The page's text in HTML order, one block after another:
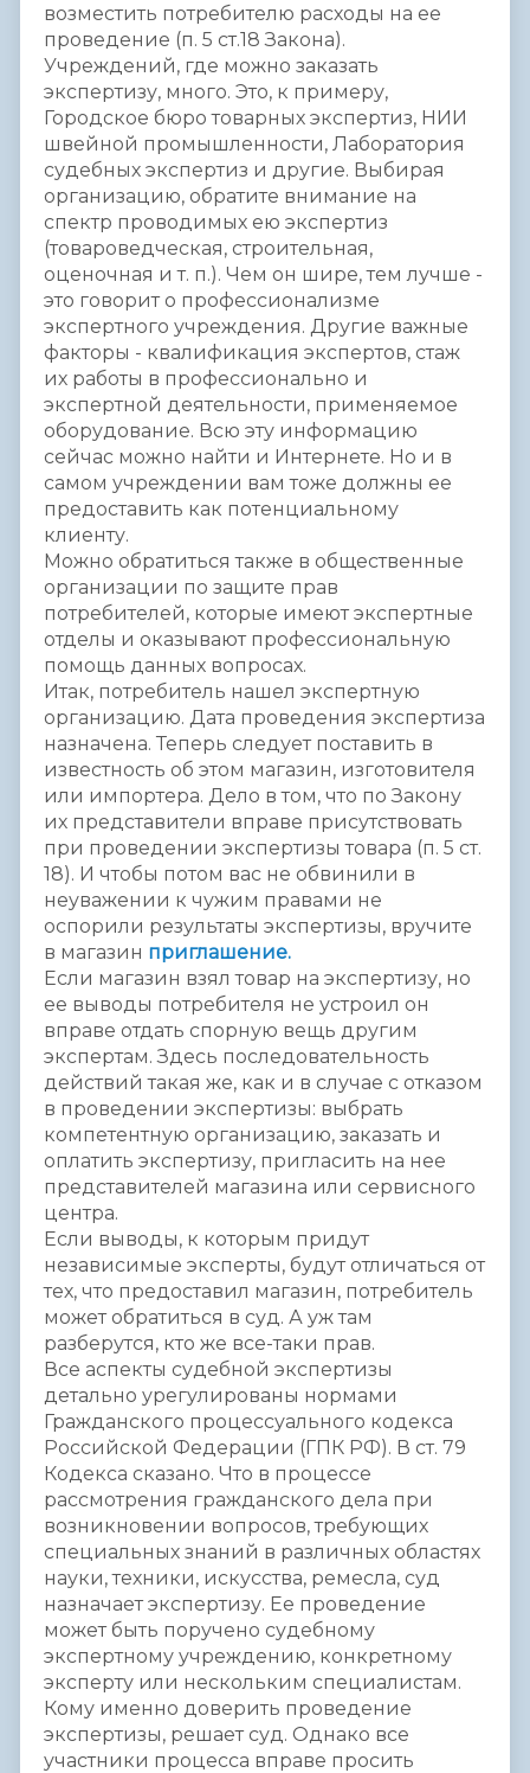
возместить потребителю расходы на ее
проведение (п. 5 ст.18 Закона).
Учреждений, где можно заказать
экспертизу, много. Это, к примеру,
Городское бюро товарных экспертиз, НИИ
швейной промышленности, Лаборатория
судебных экспертиз и другие. Выбирая
организацию, обратите внимание на
спектр проводимых ею экспертиз
(товароведческая, строительная,
оценочная и т. п.). Чем он шире, тем лучше -
это говорит о профессионализме
экспертного учреждения. Другие важные
факторы - квалификация экспертов, стаж
их работы в профессионально и
экспертной деятельности, применяемое
оборудование. Всю эту информацию
сейчас можно найти и Интернете. Но и в
самом учреждении вам тоже должны ее
предоставить как потенциальному
клиенту.
Можно обратиться также в общественные
организации по защите прав
потребителей, которые имеют экспертные
отделы и оказывают профессиональную
помощь данных вопросах.
Итак, потребитель нашел экспертную
организацию. Дата проведения экспертиза
назначена. Теперь следует поставить в
известность об этом магазин, изготовителя
или импортера. Дело в том, что по Закону
их представители вправе присутствовать
при проведении экспертизы товара (п. 5 ст.
18). И чтобы потом вас не обвинили в
неуважении к чужим правами не
оспорили результаты экспертизы, вручите
в магазин приглашение.
Если магазин взял товар на экспертизу, но
ее выводы потребителя не устроил он
вправе отдать спорную вещь другим
экспертам. Здесь последовательность
действий такая же, как и в случае с отказом
в проведении экспертизы: выбрать
компетентную организацию, заказать и
оплатить экспертизу, пригласить на нее
представителей магазина или сервисного
центра.
Если выводы, к которым придут
независимые эксперты, будут отличаться от
тех, что предоставил магазин, потребитель
может обратиться в суд. А уж там
разберутся, кто же все-таки прав.
Все аспекты судебной экспертизы
детально урегулированы нормами
Гражданского процессуального кодекса
Российской Федерации (ГПК РФ). В ст. 79
Кодекса сказано. Что в процессе
рассмотрения гражданского дела при
возникновении вопросов, требующих
специальных знаний в различных областях
науки, техники, искусства, ремесла, суд
назначает экспертизу. Ее проведение
может быть поручено судебному
экспертному учреждению, конкретному
эксперту или нескольким специалистам.
Кому именно доверить проведение
экспертизы, решает суд. Однако все
участники процесса вправе просить